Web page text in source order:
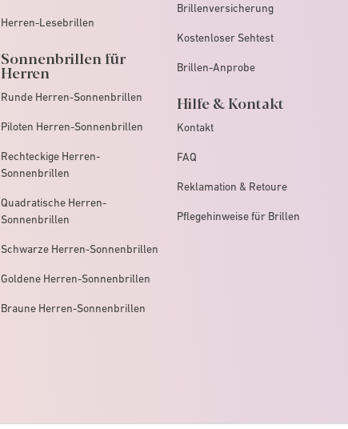
Herren-Lesebrillen
Sonnenbrillen für
Herren
Runde Herren-Sonnenbrillen
Piloten Herren-Sonnenbrillen
Rechteckige Herren-
Sonnenbrillen
Quadratische Herren-
Sonnenbrillen
Schwarze Herren-Sonnenbrillen
Goldene Herren-Sonnenbrillen
Braune Herren-Sonnenbrillen
Brillenversicherung
Kostenloser Sehtest
Brillen-Anprobe
Hilfe & Kontakt
Kontakt
FAQ
Reklamation & Retoure
Pflegehinweise für Brillen